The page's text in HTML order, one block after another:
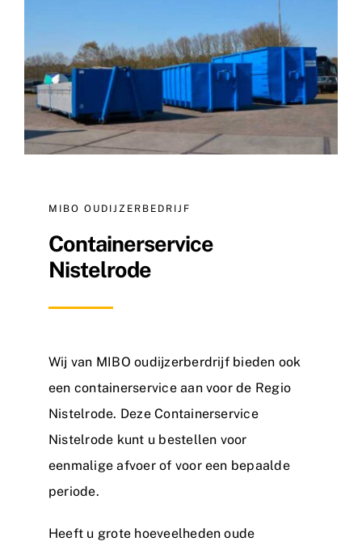
Contact
MIBO OUDIJZERBEDRIJF
Containerservice
Nistelrode
Wij van MIBO oudijzerberdrijfbieden ook
een containerservice aan voor de Regio
Nistelrode. Deze Containerservice
Nistelrode kunt u bestellen voor
eenmalige afvoer of voor een bepaalde
periode.
Heeft u grote hoeveelheden oude